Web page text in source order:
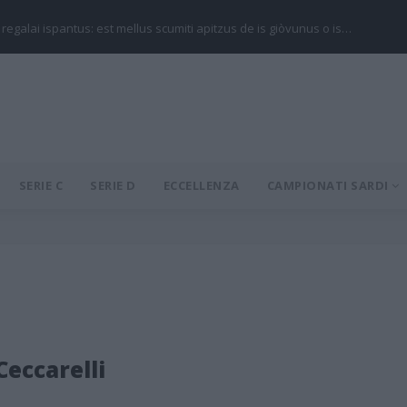
regalai ispantus: est mellus scumiti apitzus de is giòvunus o is…
SERIE C SERIE D ECCELLENZA CAMPIONATI SARDI